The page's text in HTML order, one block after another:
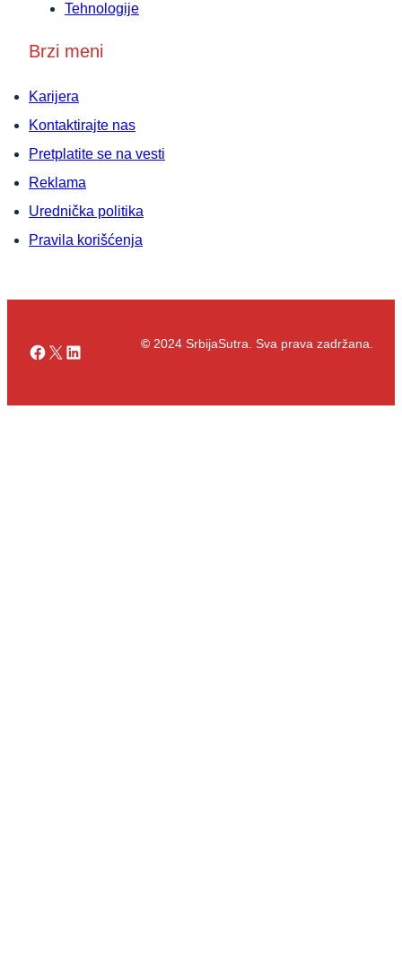
Tehnologije
Brzi meni
Karijera
Kontaktirajte nas
Pretplatite se na vesti
Reklama
Urednička politika
Pravila korišćenja
Facebook
X LinkedIn© 2024 SrbijaSutra. Sva prava zadržana.